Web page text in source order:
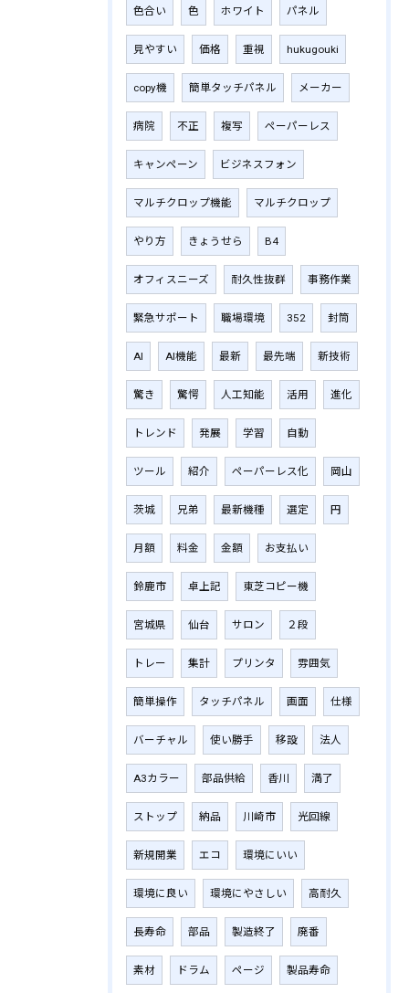
色合い 色 ホワイト パネル
見やすい 価格 重視 hukugouki
copy機 簡単タッチパネル メーカー
病院 不正 複写 ペーパーレス
キャンペーン ビジネスフォン
マルチクロップ機能 マルチクロップ
やり方 きょうせら B4
オフィスニーズ 耐久性抜群 事務作業
緊急サポート 職場環境 352 封筒
AI AI機能 最新 最先端 新技術
驚き 驚愕 人工知能 活用 進化
トレンド 発展 学習 自動
ツール 紹介 ペーパーレス化 岡山
茨城 兄弟 最新機種 選定 円
月額 料金 金額 お支払い
鈴鹿市 卓上記 東芝コピー機
宮城県 仙台 サロン ２段
トレー 集計 プリンタ 雰囲気
簡単操作 タッチパネル 画面 仕様
バーチャル 使い勝手 移設 法人
A3カラー 部品供給 香川 満了
ストップ 納品 川崎市 光回線
新規開業 エコ 環境にいい
環境に良い 環境にやさしい 高耐久
長寿命 部品 製造終了 廃番
素材 ドラム ページ 製品寿命